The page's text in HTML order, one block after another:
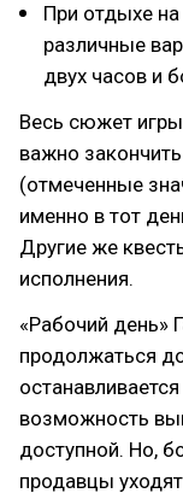
При отдыхе
различные
двух часов и
Весь сюжет
важно
(отмеченные
именно в тот
Другие же
исполнения.
«Рабочий день»
продолжаться
возможность
доступной. Но,
продавцы